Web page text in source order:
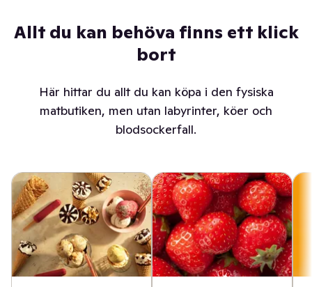
Allt du kan behöva finns ett klick
bort
Här hittar du allt du kan köpa i den fysiska
matbutiken, men utan labyrinter, köer och
blodsockerfall.